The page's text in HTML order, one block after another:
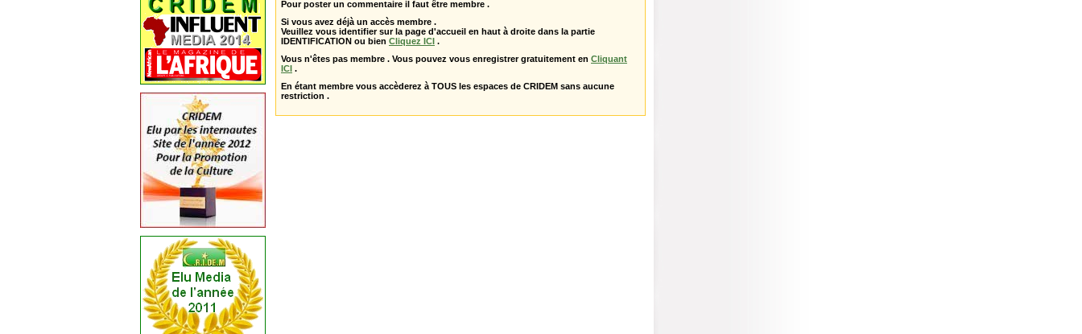
Pour poster un commentaire il faut être membre .
Si vous avez déjà un accès membre .
Veuillez vous identifier sur la page d'accueil en haut à droite dans la partie
IDENTIFICATION ou bien Cliquez ICI .
Vous n'êtes pas membre . Vous pouvez vous enregistrer gratuitement en Cliquant
ICI .
En étant membre vous accèderez à TOUS les espaces de CRIDEM sans aucune
restriction .